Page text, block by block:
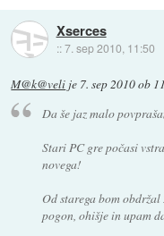
Xserces
::7. sep 2010, 11:50
M@k@veli je 7. sep 2010 ob
Da še jaz malo
Stari PC gre počasi
novega!
Od starega bom
pogon, ohišje in upam